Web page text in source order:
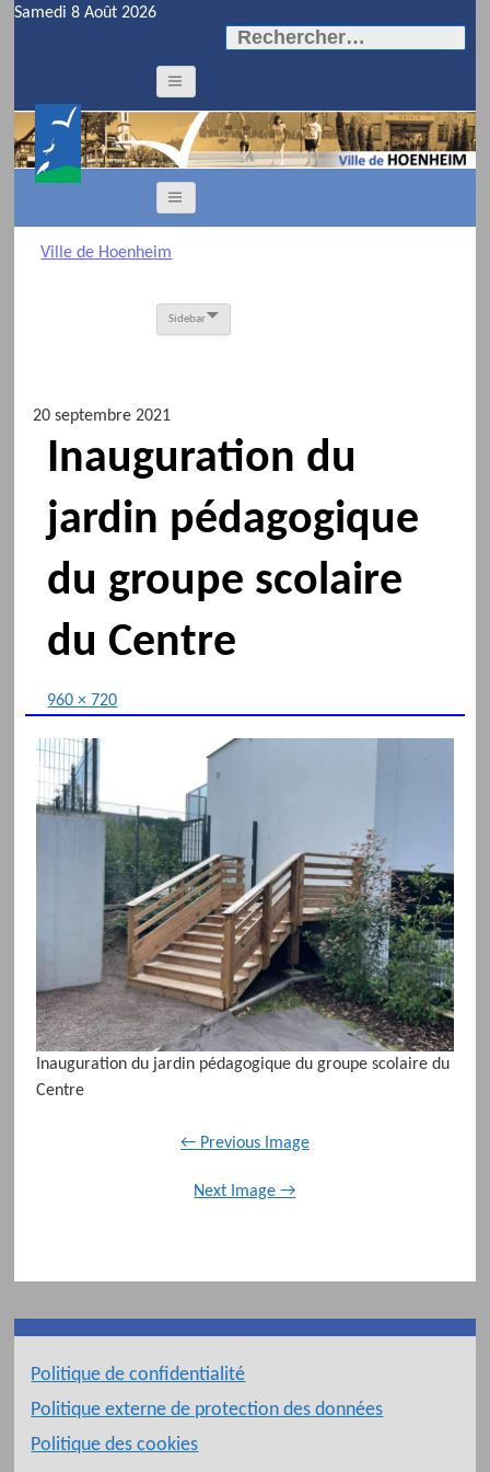
Samedi 8 Août 2026
Rechercher :
Ville de Hoenheim
Sidebar
20 septembre 2021
Inauguration du
jardin pédagogique
du groupe scolaire
du Centre
960 × 720
Inauguration du jardin pédagogique du groupe scolaire du
Centre
← Previous Image
Next Image →
Politique de confidentialité
Politique externe de protection des données
Politique des cookies